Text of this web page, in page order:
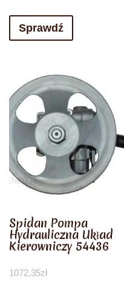
Sprawdź
Spidan Pompa
Hydrauliczna Układ
Kierowniczy 54436
1072,35zł